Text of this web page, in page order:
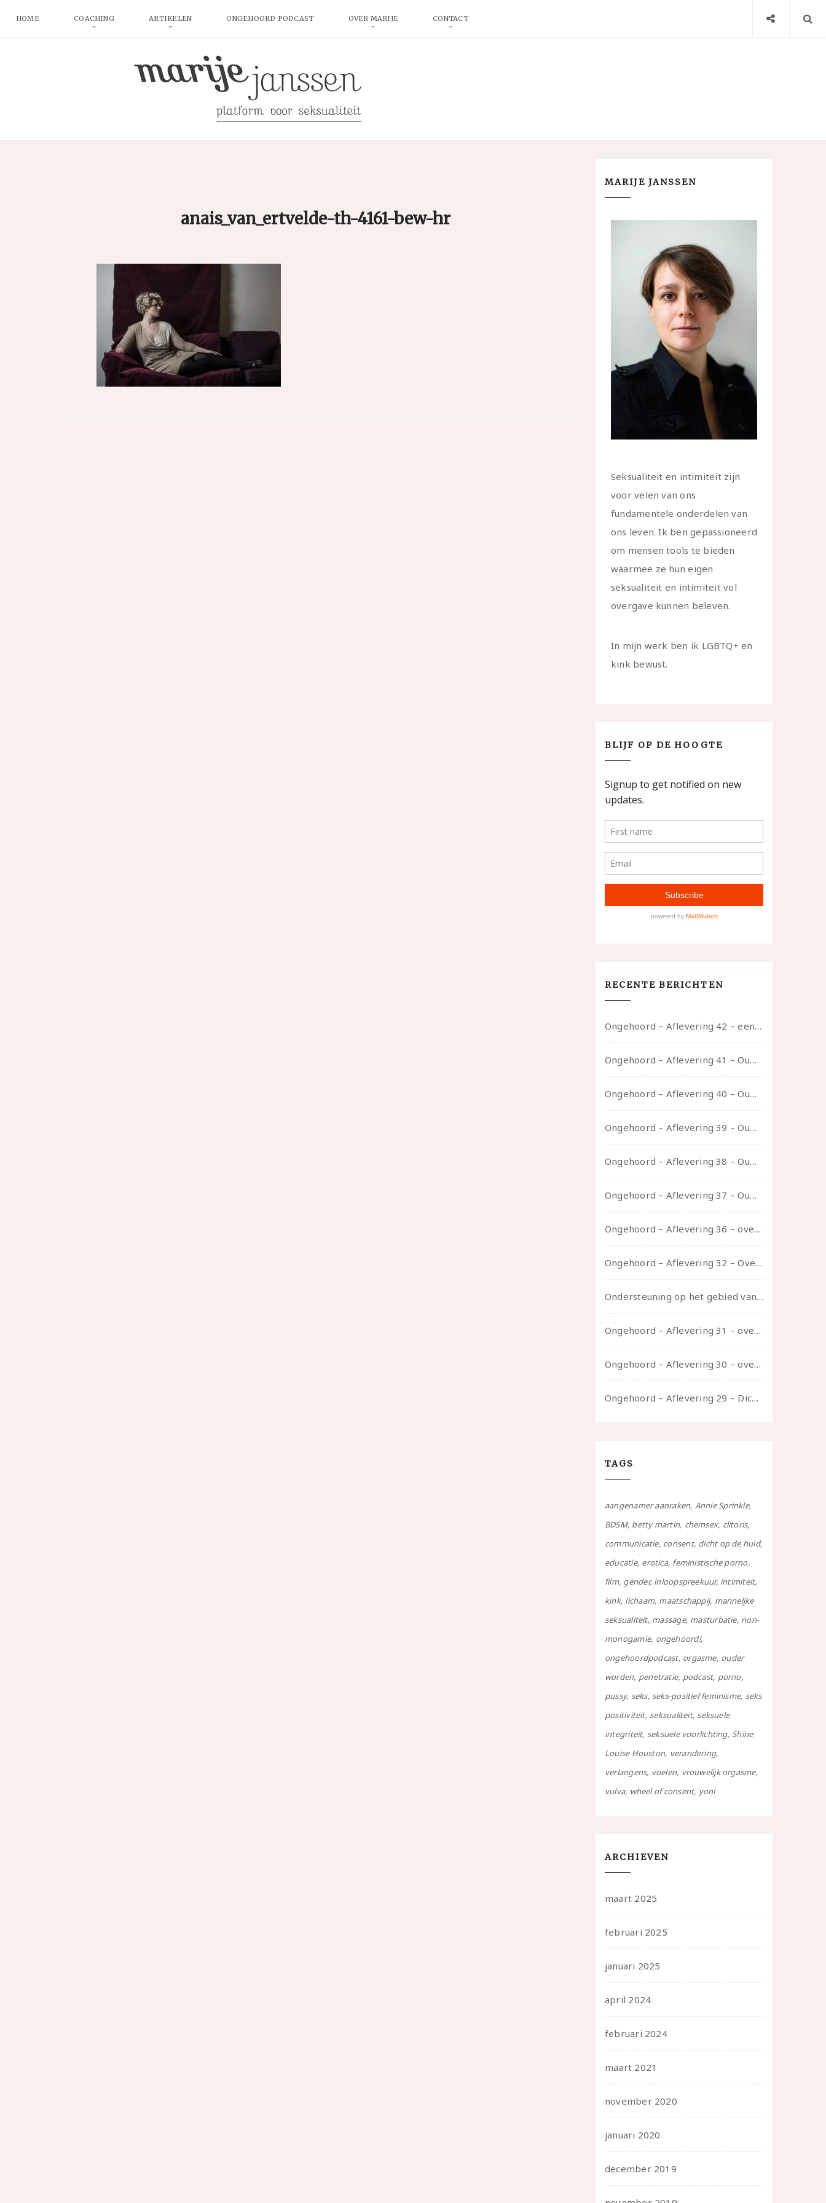
HOME COACHING ARTIKELEN ONGEHOORD PODCAST OVER MARIJE CONTACT
anais_van_ertvelde-th-4161-bew-hr
MARIJE JANSSEN
Seksualiteit en intimiteit zijn
voor velen van ons
fundamentele onderdelen van
ons leven. Ik ben gepassioneerd
om mensen tools te bieden
waarmee ze hun eigen
seksualiteit en intimiteit vol
overgave kunnen beleven.
In mijn werk ben ik LGBTQ+ en
kink bewust.
BLIJF OP DE HOOGTE
RECENTE BERICHTEN
Ongehoord – Aflevering 42 – een gesprek met marijn over seksueel opbloeien, het ouderschap uitvinden en verschillende leeftijden in je mee dragen
Ongehoord – Aflevering 41 – Ouwelui, een gesprek met Marcelle over polyamorie op latere leeftijd, (mantel)zorg voor je partners en seksueel plezier.
Ongehoord – Aflevering 40 – Ouwelui, een gesprek met Sadie Lune over vormende relaties en de geschiedenis van de queer pornobeweging
Ongehoord – Aflevering 39 – Ouwelui, een gesprek met Pepijn en Ivo over hun regenbooggezin, eigenzinnig ouder worden en Cruise Control
Ongehoord – Aflevering 38 – Ouwelui, een gesprek met vreer over behoefte aan geborgenheid en het behouden van je idealen
Ongehoord – Aflevering 37 – Ouwelui, een gesprek met non over seksualiteit, transitie en ageism
Ongehoord – Aflevering 36 – over transformative justice – in gesprek met Ella en carson
Ongehoord – Aflevering 32 – Over autisme en seksualiteit – in gesprek met Roos Reijbroek
Ondersteuning op het gebied van consent en seksualiteit
Ongehoord – Aflevering 31 – over seks, professioneel en persoonlijk, een gesprek met Marije
Ongehoord – Aflevering 30 – over vertragen, consent en negatieve gevoelens met Meg-John Barker
Ongehoord – Aflevering 29 – Dicht op de Huid: Anita
TAGS
aangenamer aanraken Annie Sprinkle
BDSM betty martin chemsex clitoris
communicatie consent dicht op de huid
educatie erotica feministische porno
film gender inloopspreekuur intimiteit
kink lichaam maatschappij manneljke
seksualiteit massage masturbatie non-
monogamie ongehoord!
ongehoordpodcast orgasme ouder
worden penetratie podcast porno
pussy seks seks-positief feminisme seks
positiviteit seksualiteit seksuele
integriteit seksuele voorlichting Shine
Louise Houston verandering
verlangens voelen vrouwelijk orgasme
vulva wheel of consent yoni
ARCHIEVEN
maart 2025
februari 2025
januari 2025
april 2024
februari 2024
maart 2021
november 2020
januari 2020
december 2019